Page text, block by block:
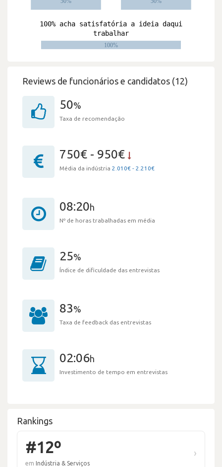
Reviews de funcionários e candidatos (12)
50%
Taxa de recomendação
750€ - 950€
Média da indústria 2.010€ - 2.210€
08:20h
Nº de horas trabalhadas em média
25%
Índice de dificuldade das entrevistas
83%
Taxa de feedback das entrevistas
02:06h
Investimento de tempo em entrevistas
Rankings
#12º
em Indústria & Serviços
›